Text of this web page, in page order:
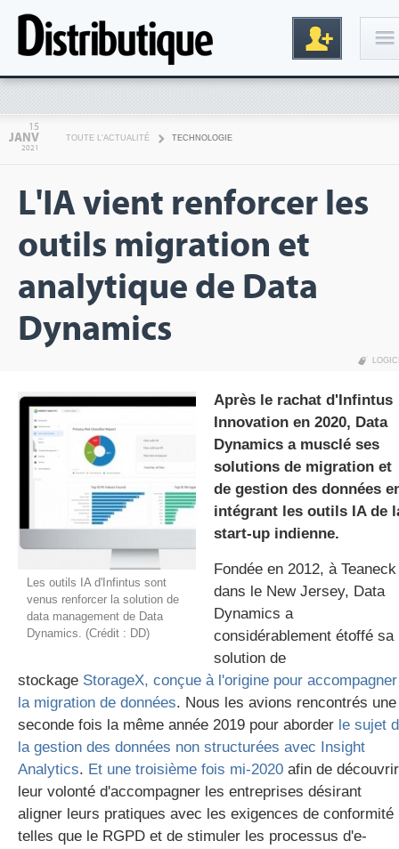
Inscription
gratuite
15
JANV
2021
TOUTE L'ACTUALITÉ TECHNOLOGIE
L'IA vient renforcer les
outils migration et
analytique de Data
Dynamics
Les outils IA d'Infintus sont
venus renforcer la solution de
data management de Data
Dynamics. (Crédit : DD)
Après le rachat d'Infintus
Innovation en 2020, Data
Dynamics a musclé ses
solutions de migration et
de gestion des données
intégrant les outils IA de
start-up indienne.
Fondée en 2012, à Teaneck
dans le New Jersey, Data
Dynamics a
considérablement étoffé sa
solution de
stockage StorageX, conçue à l'origine pour accompagner
la migration de données. Nous les avions rencontrés une
seconde fois la même année 2019 pour aborder le sujet
la gestion des données non structurées avec Insight
Analytics. Et une troisième fois mi-2020 afin de découvrir
leur volonté d'accompagner les entreprises désirant
aligner leurs pratiques avec les exigences de conformité
telles que le RGPD et de stimuler les processus d'e-